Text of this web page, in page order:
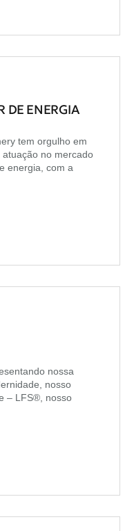
DE ENERGIA
tem orgulho em
no mercado
energia, com a
nossa
nosso
– LFS®, nosso